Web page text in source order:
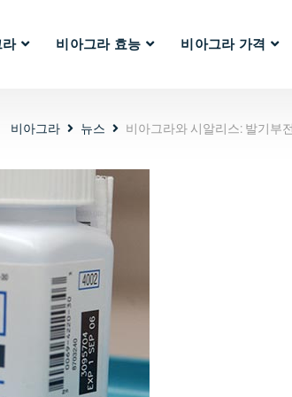
비아그라 효능 비아그라 가격
비아그라 뉴스 비아그라와 시알리스: 발기부